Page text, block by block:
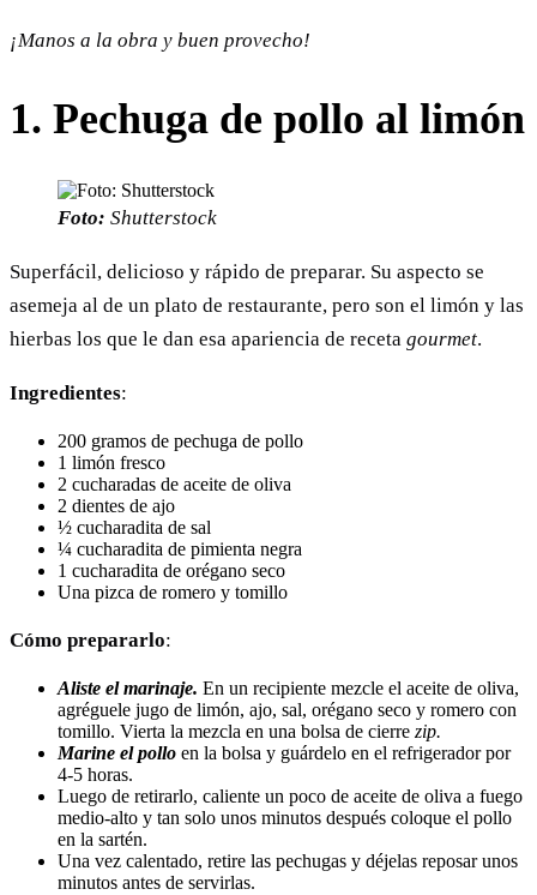
¡Manos a la obra y buen provecho!
1. Pechuga de pollo al limón
Foto: Shutterstock
Superfácil, delicioso y rápido de preparar. Su aspecto se
asemeja al de un plato de restaurante, pero son el limón y las
hierbas los que le dan esa apariencia de receta gourmet.
Ingredientes:
200 gramos de pechuga de pollo
1 limón fresco
2 cucharadas de aceite de oliva
2 dientes de ajo
½ cucharadita de sal
¼ cucharadita de pimienta negra
1 cucharadita de orégano seco
Una pizca de romero y tomillo
Cómo prepararlo:
Aliste el marinaje. En un recipiente mezcle el aceite de oliva,
agréguele jugo de limón, ajo, sal, orégano seco y romero con
tomillo. Vierta la mezcla en una bolsa de cierre zip.
Marine el pollo en la bolsa y guárdelo en el refrigerador por
4-5 horas.
Luego de retirarlo, caliente un poco de aceite de oliva a fuego
medio-alto y tan solo unos minutos después coloque el pollo
en la sartén.
Una vez calentado, retire las pechugas y déjelas reposar unos
minutos antes de servirlas.